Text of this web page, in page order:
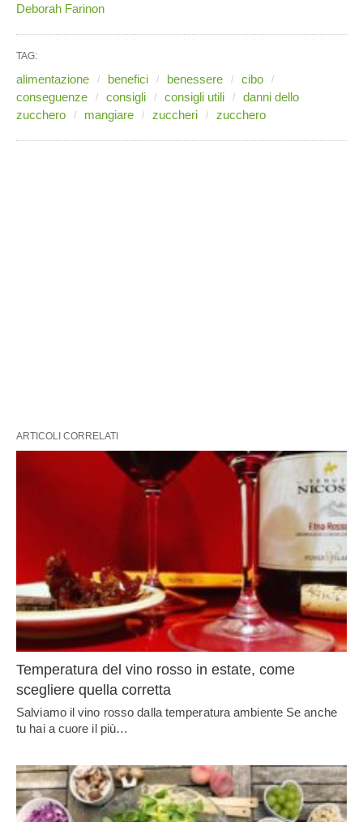
Deborah Farinon
TAG:
alimentazione benefici benessere
cibo
conseguenze
consigli consigli utili
danni dello
zucchero
mangiare zuccheri zucchero
ARTICOLI CORRELATI
Temperatura del vino rosso in estate, come
scegliere quella corretta
Salviamo il vino rosso dalla temperatura ambiente Se anche
tu hai a cuore il più…